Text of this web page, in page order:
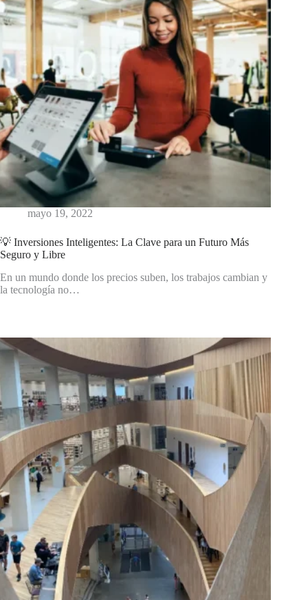
mayo 19, 2022
💡 Inversiones Inteligentes: La Clave para un Futuro Más
Seguro y Libre
En un mundo donde los precios suben, los trabajos cambian y
la tecnología no…